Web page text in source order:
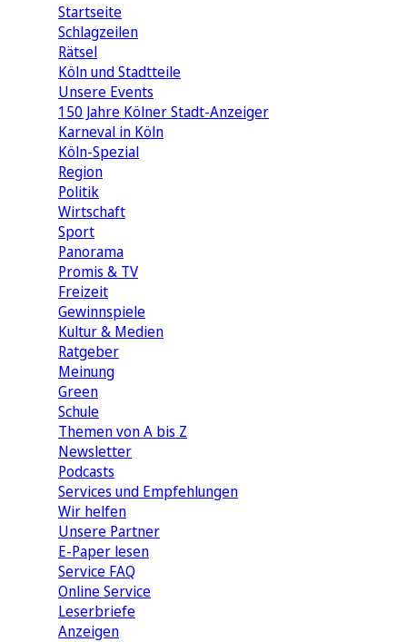
Startseite
Schlagzeilen
Rätsel
Köln und Stadtteile
Unsere Events
150 Jahre Kölner Stadt-Anzeiger
Karneval in Köln
Köln-Spezial
Region
Politik
Wirtschaft
Sport
Panorama
Promis & TV
Freizeit
Gewinnspiele
Kultur & Medien
Ratgeber
Meinung
Green
Schule
Themen von A bis Z
Newsletter
Podcasts
Services und Empfehlungen
Wir helfen
Unsere Partner
E-Paper lesen
Service FAQ
Online Service
Leserbriefe
Anzeigen